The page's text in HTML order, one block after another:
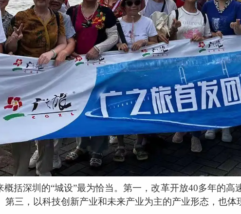
概括深圳的“城设”最为恰当。第一，改革开放40多年的
三，以科技创新产业和未来产业为主的产业形态，也体